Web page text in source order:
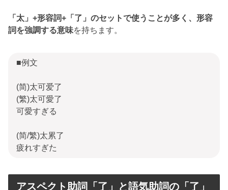
「太」+形容詞+「了」のセットで使うことが多く、形容
詞を強調する意味を持ちます。
■例文
(简)太可爱了
(繁)太可愛了
可愛すぎる
(简/繁)太累了
疲れすぎた
アスペクト助詞「了」と語気助詞の「了」